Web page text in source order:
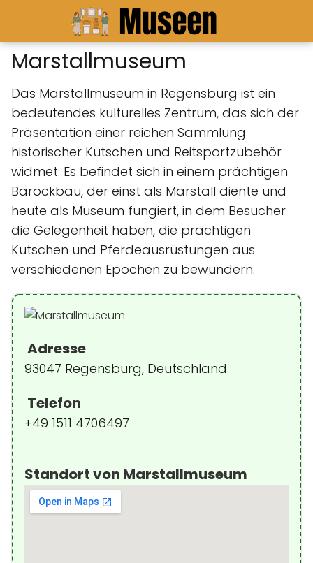
Marstallmuseum
Das Marstallmuseum in Regensburg ist ein
bedeutendes kulturelles Zentrum, das sich der
Präsentation einer reichen Sammlung
historischer Kutschen und Reitsportzubehör
widmet. Es befindet sich in einem prächtigen
Barockbau, der einst als Marstall diente und
heute als Museum fungiert, in dem Besucher
die Gelegenheit haben, die prächtigen
Kutschen und Pferdeausrüstungen aus
verschiedenen Epochen zu bewundern.
Adresse
93047 Regensburg, Deutschland
Telefon
+49 1511 4706497
Standort von Marstallmuseum